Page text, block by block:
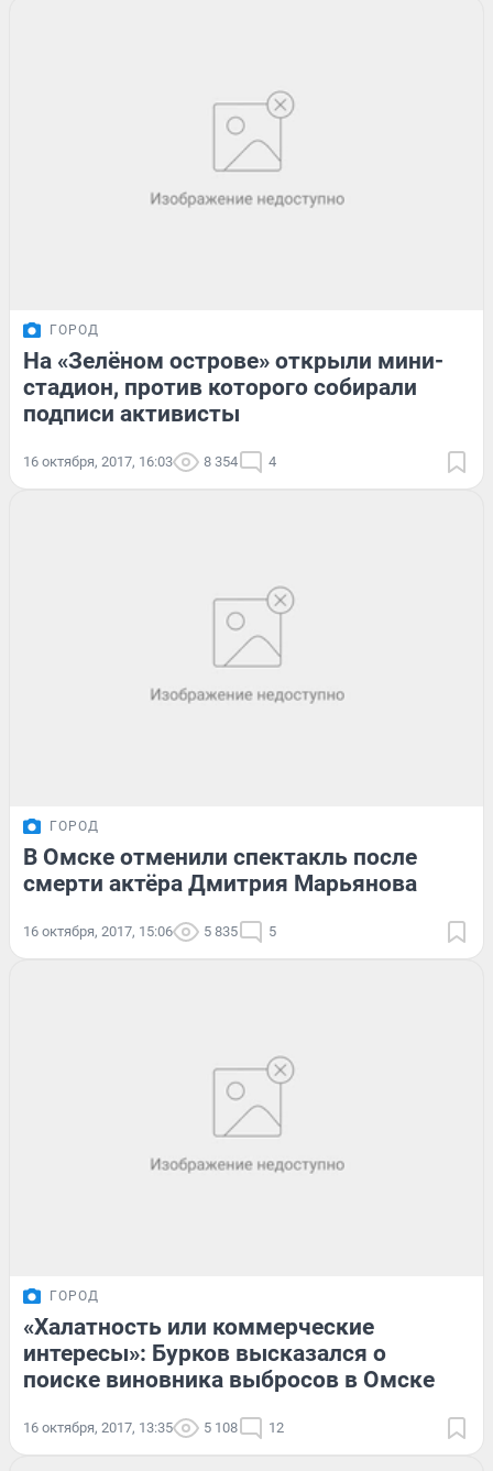
ГОРОД
На «Зелёном острове» открыли мини-
стадион, против которого собирали
подписи активисты
16 октября, 2017, 16:03 8 354 4
ГОРОД
В Омске отменили спектакль после
смерти актёра Дмитрия Марьянова
16 октября, 2017, 15:06 5 835 5
ГОРОД
«Халатность или коммерческие
интересы»: Бурков высказался о
поиске виновника выбросов в Омске
16 октября, 2017, 13:35 5 108 12